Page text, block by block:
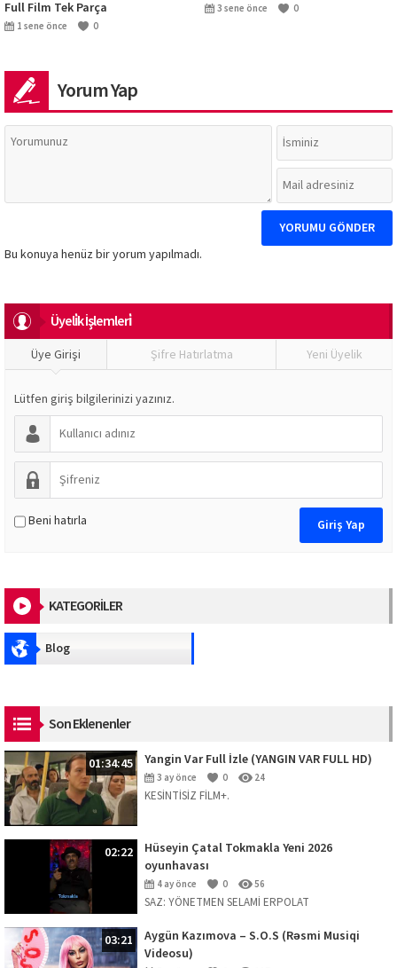
Full Film Tek Parça
1 sene önce 0
3 sene önce 0
Yorum Yap
Bu konuya henüz bir yorum yapılmadı.
Üyeli̇k İşlemleri̇
Üye Girişi Şifre Hatırlatma Yeni Üyelik
Lütfen giriş bilgilerinizi yazınız.
Beni hatırla
KATEGORİLER
Blog
Son Eklenenler
01:34:45 Yangin Var Full İzle (YANGIN VAR FULL HD)
3 ay önce 0 24
KESİNTİSİZ FİLM+.
02:22
Hüseyin Çatal Tokmakla Yeni 2026
oyunhavası
4 ay önce 0 56
SAZ: YÖNETMEN SELAMİ ERPOLAT
03:21
Aygün Kazımova – S.O.S (Rəsmi Musiqi
Videosu)